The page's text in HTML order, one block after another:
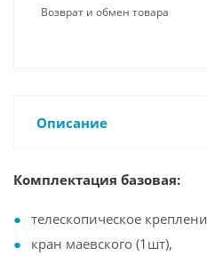
Возврат и обмен товара
Описание
Комплектация базовая:
телескопическое
кран маевского (1шт),